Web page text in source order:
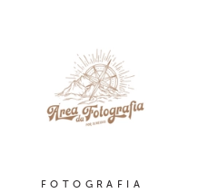
FOTOGRAFIA